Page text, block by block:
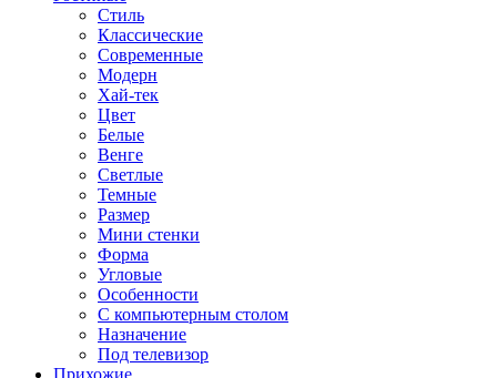
Стиль
Классические
Современные
Модерн
Хай-тек
Цвет
Белые
Венге
Светлые
Темные
Размер
Мини стенки
Форма
Угловые
Особенности
С компьютерным столом
Назначение
Под телевизор
Прихожие